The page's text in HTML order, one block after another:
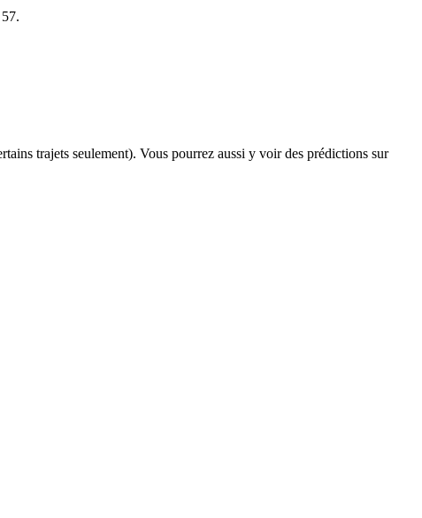
trajets seulement). Vous pourrez aussi y voir des prédictions sur